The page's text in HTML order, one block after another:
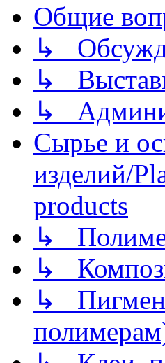
Общие
↳
↳
↳
Сырье и
изделий/
products
↳
↳
↳